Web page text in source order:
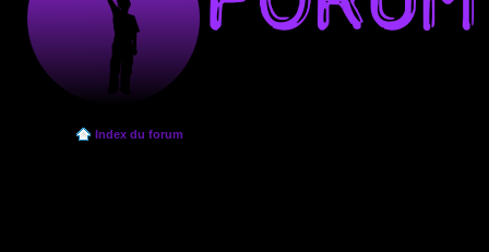
Index du forum